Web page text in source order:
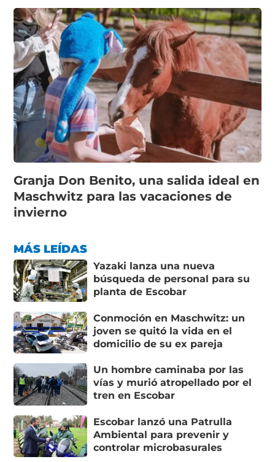
Granja Don Benito, una salida ideal en
Maschwitz para las vacaciones de
invierno
MÁS LEÍDAS
Yazaki lanza una nueva
búsqueda de personal para su
planta de Escobar
Conmoción en Maschwitz: un
joven se quitó la vida en el
domicilio de su ex pareja
Un hombre caminaba por las
vías y murió atropellado por el
tren en Escobar
Escobar lanzó una Patrulla
Ambiental para prevenir y
controlar microbasurales